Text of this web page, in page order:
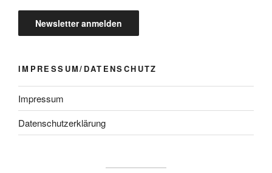
IMPRESSUM/DATENSCHUTZ
Impressum
Datenschutzerklärung